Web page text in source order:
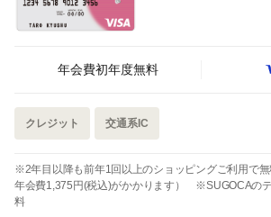
年会費初年度無料
クレジット 交通系IC
※2年目以降も前年1回以上のショッピングご利用で
年会費1,375円(税込)がかかります） ※SUGOCAの
料